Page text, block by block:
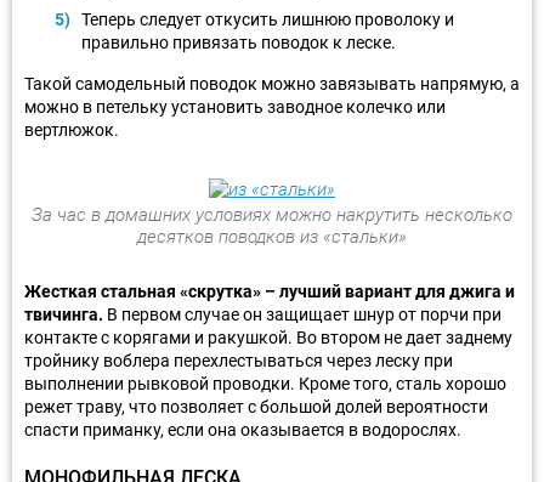
Теперь следует откусить лишнюю проволоку и
правильно привязать поводок к леске.
Такой самодельный поводок можно завязывать напрямую, а
можно в петельку установить заводное колечко или
вертлюжок.
За час в домашних условиях можно накрутить несколько
десятков поводков из «стальки»
Жесткая стальная «скрутка» – лучший вариант для джига и
твичинга. В первом случае он защищает шнур от порчи при
контакте с корягами и ракушкой. Во втором не дает заднему
тройнику воблера перехлестываться через леску при
выполнении рывковой проводки. Кроме того, сталь хорошо
режет траву, что позволяет с большой долей вероятности
спасти приманку, если она оказывается в водорослях.
МОНОФИЛЬНАЯ ЛЕСКА